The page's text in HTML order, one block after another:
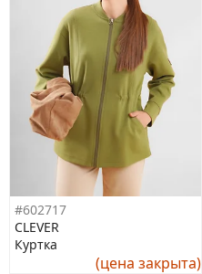
#602717
CLEVER
Куртка
(цена закрыта)